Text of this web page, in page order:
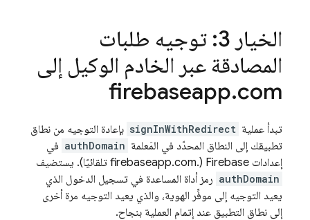
الخيار 3: توجيه طلبات
المصادقة عبر الخادم الوكيل إلى
firebaseapp.com
تبدأ عملية signInWithRedirect بإعادة التوجيه من نطاق
تطبيقك إلى النطاق المحدّد في المَعلمة authDomain في
إعدادات Firebase (
.firebaseapp.com تلقائيًا). يستضيف
authDomain رمز أداة المساعدة في تسجيل الدخول الذي
يعيد التوجيه إلى موفِّر الهوية، والذي يعيد التوجيه مرة أخرى
إلى نطاق التطبيق عند إتمام العملية بنجاح.